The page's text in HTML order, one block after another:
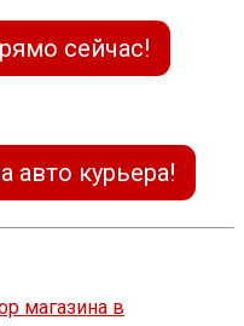
сейчас!
авто курьера!
магазина в